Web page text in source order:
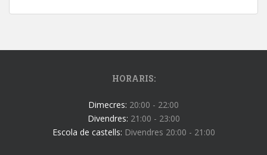
HORARIS:
Dimecres: 20:00 - 22:00
Divendres: 21:00 - 23:00
Escola de castells: Divendres 20:00 - 21:00